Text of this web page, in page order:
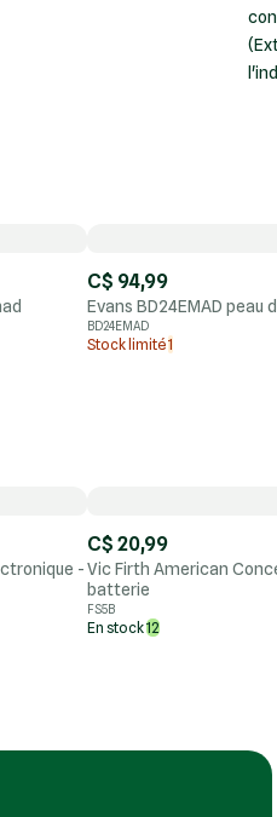
C$ 94,99
Evans BD24EMAD peau
BD24EMAD
Stock limité1
-
C$ 20,99
Vic Firth American
batterie
FS5B
En stock12